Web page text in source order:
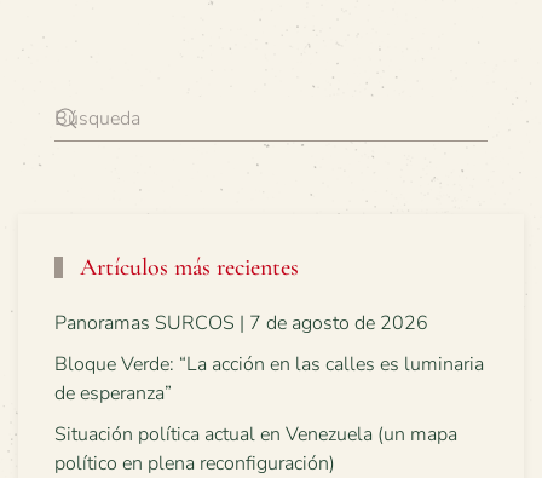
Artículos más recientes
Panoramas SURCOS | 7 de agosto de 2026
Bloque Verde: “La acción en las calles es luminaria
de esperanza”
Situación política actual en Venezuela (un mapa
político en plena reconfiguración)